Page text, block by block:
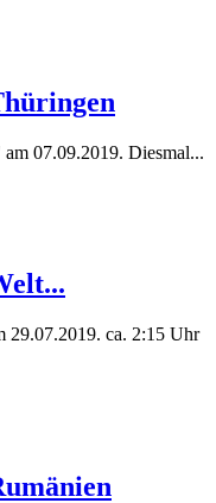
07.09.2019. Diesmal...
29.07.2019. ca. 2:15 Uhr